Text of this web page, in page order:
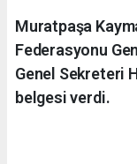
Muratpaşa
Federasyonu
Genel Sekreteri
belgesi verdi.